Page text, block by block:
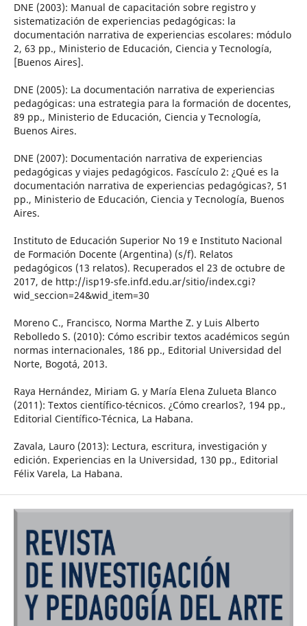
DNE (2003): Manual de capacitación sobre registro y
sistematización de experiencias pedagógicas: la
documentación narrativa de experiencias escolares: módulo
2, 63 pp., Ministerio de Educación, Ciencia y Tecnología,
[Buenos Aires].
DNE (2005): La documentación narrativa de experiencias
pedagógicas: una estrategia para la formación de docentes,
89 pp., Ministerio de Educación, Ciencia y Tecnología,
Buenos Aires.
DNE (2007): Documentación narrativa de experiencias
pedagógicas y viajes pedagógicos. Fascículo 2: ¿Qué es la
documentación narrativa de experiencias pedagógicas?, 51
pp., Ministerio de Educación, Ciencia y Tecnología, Buenos
Aires.
Instituto de Educación Superior No 19 e Instituto Nacional
de Formación Docente (Argentina) (s/f). Relatos
pedagógicos (13 relatos). Recuperados el 23 de octubre de
2017, de http://isp19-sfe.infd.edu.ar/sitio/index.cgi?
wid_seccion=24&wid_item=30
Moreno C., Francisco, Norma Marthe Z. y Luis Alberto
Rebolledo S. (2010): Cómo escribir textos académicos según
normas internacionales, 186 pp., Editorial Universidad del
Norte, Bogotá, 2013.
Raya Hernández, Miriam G. y María Elena Zulueta Blanco
(2011): Textos científico-técnicos. ¿Cómo crearlos?, 194 pp.,
Editorial Científico-Técnica, La Habana.
Zavala, Lauro (2013): Lectura, escritura, investigación y
edición. Experiencias en la Universidad, 130 pp., Editorial
Félix Varela, La Habana.